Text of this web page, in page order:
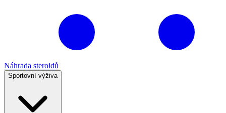
Náhrada steroidů
Sportovní výživa